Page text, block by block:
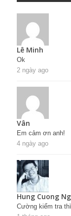
Lê Minh
Ok
2 ngày ago
Vân
Em cảm ơn anh!
4 ngày ago
Hung Cuong
Cường kiểm tra